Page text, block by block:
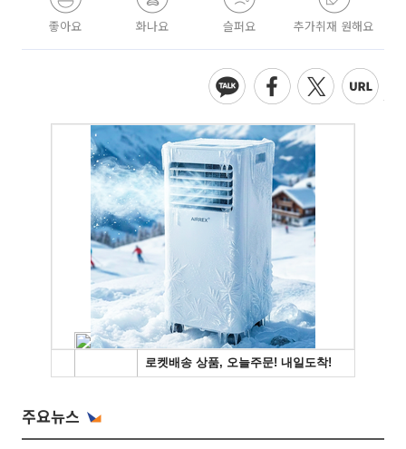
좋아요 화나요 슬퍼요 추가취재 원해요
주요뉴스